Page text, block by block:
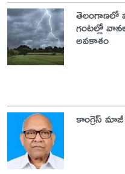
తెలంగాణలో
గంటల్లో
అవకాశం
కాంగ్రెస్